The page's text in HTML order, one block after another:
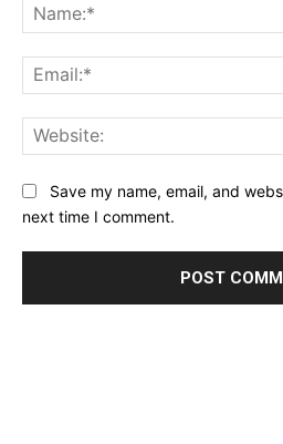
Save my name, email, and
next time I comment.